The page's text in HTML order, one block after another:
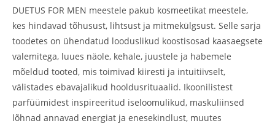
DUETUS FOR MEN meestele pakub kosmeetikat meestele,
kes hindavad tõhusust, lihtsust ja mitmekülgsust. Selle sarja
toodetes on ühendatud looduslikud koostisosad kaasaegsete
valemitega, luues näole, kehale, juustele ja habemele
mõeldud tooted, mis toimivad kiiresti ja intuitiivselt,
välistades ebavajalikud hooldusrituaalid. Ikoonilistest
parfüümidest inspireeritud iseloomulikud, maskuliinsed
lõhnad annavad energiat ja enesekindlust, muutes